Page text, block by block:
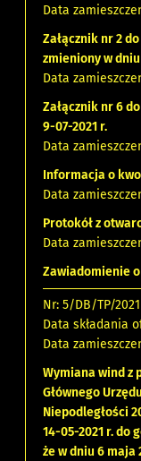
Data
Załącznik nr 2
zmieniony w dniu
Data
Załącznik nr 6
9-07-2021 r.
Data
Informacja o
Data
Protokół z
Data
Zawiadomienie
Nr: 5/DB/TP/2021
Data składania
Data
Wymiana wind z
Głównego
Niepodległości
14-05-2021 r. do
że w dniu 6 maja